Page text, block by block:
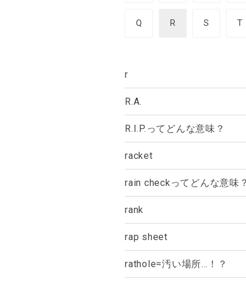
Q R S T
r
R.A.
R.I.P.ってどんな意味？
racket
rain checkってどんな意味？
rank
rap sheet
rathole=汚い場所…！？